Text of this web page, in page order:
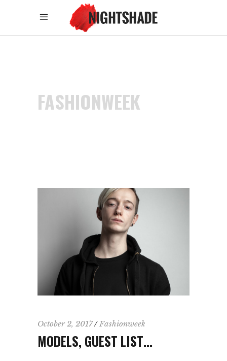
FASHIONWEEK
October 2, 2017 Fashionweek
MODELS, GUEST LIST…